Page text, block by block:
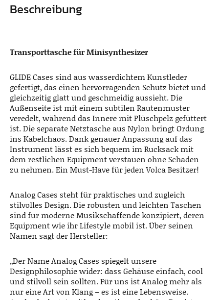
Beschreibung
Transporttasche für Minisynthesizer
GLIDE Cases sind aus wasserdichtem Kunstleder
gefertigt, das einen hervorragenden Schutz bietet und
gleichzeitig glatt und geschmeidig aussieht. Die
Außenseite ist mit einem subtilen Rautenmuster
veredelt, während das Innere mit Plüschpelz gefüttert
ist. Die separate Netztasche aus Nylon bringt Ordung
ins Kabelchaos. Dank genauer Anpassung auf das
Instrument lässt es sich bequem im Rucksack mit
dem restlichen Equipment verstauen ohne Schaden
zu nehmen. Ein Must-Have für jeden Volca Besitzer!
Analog Cases steht für praktisches und zugleich
stilvolles Design. Die robusten und leichten Taschen
sind für moderne Musikschaffende konzipiert, deren
Equipment wie ihr Lifestyle mobil ist. Über seinen
Namen sagt der Hersteller:
„Der Name Analog Cases spiegelt unsere
Designphilosophie wider: dass Gehäuse einfach, cool
und stilvoll sein sollten. Für uns ist Analog mehr als
nur eine Art von Klang – es ist eine Lebensweise.